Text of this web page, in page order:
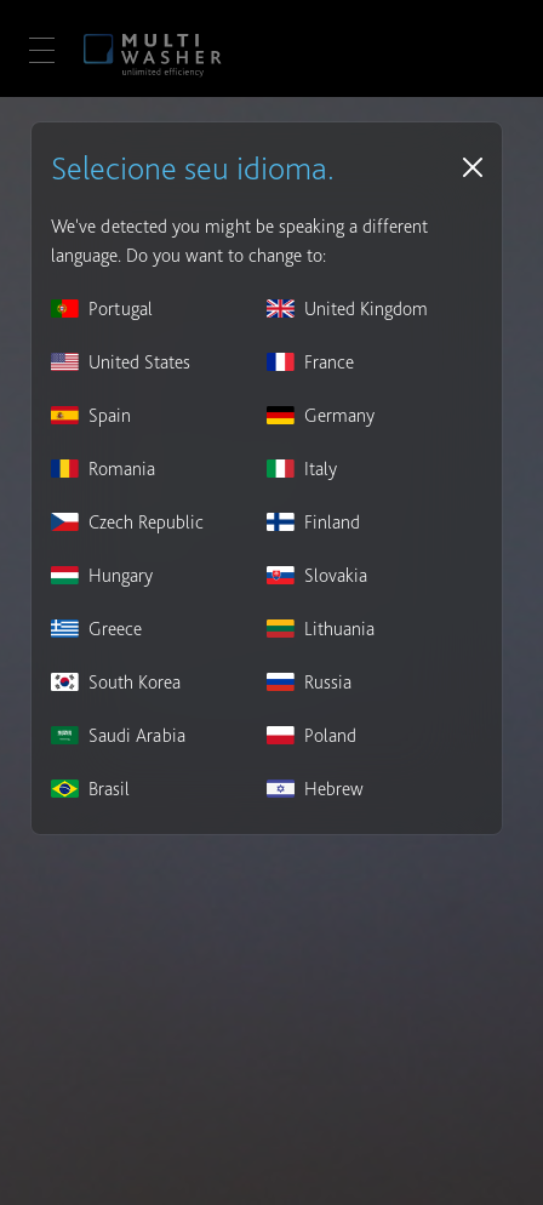
Selecione seu idioma.
We've detected you might be speaking a different
language. Do you want to change to:
Portugal United Kingdom
United States France
Spain Germany
Romania Italy
Czech Republic Finland
Hungary Slovakia
Greece Lithuania
South Korea Russia
Saudi Arabia Poland
Brasil Hebrew